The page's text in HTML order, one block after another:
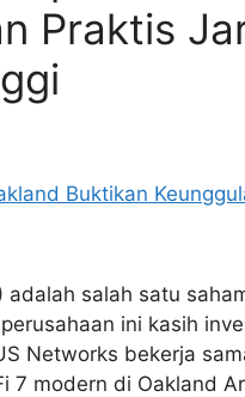
Praktis
adalah salah satu
ini kasih
Networks bekerja
7 modern di Oakland